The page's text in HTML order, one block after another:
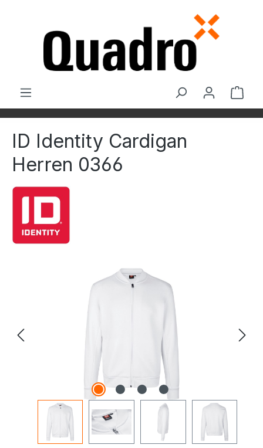
ID Identity Cardigan
Herren 0366
Bildergalerie überspringen